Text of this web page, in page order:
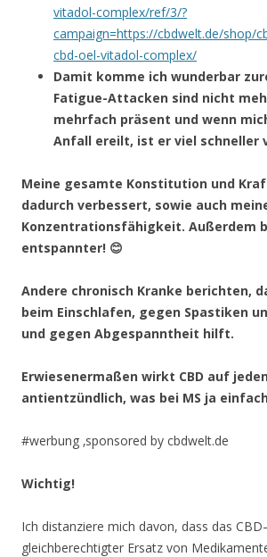
vitadol-complex/ref/3/?
campaign=https://cbdwelt.de/shop/
cbd-oel-vitadol-complex/
Damit komme ich wunderbar
Fatigue-Attacken sind nicht
mehrfach präsent und wenn
Anfall ereilt, ist er viel schneller
Meine gesamte Konstitution und
dadurch verbessert, sowie auch
Konzentrationsfähigkeit. Außerdem
entspannter! 😊
Andere chronisch Kranke berichten,
beim Einschlafen, gegen Spastiken
und gegen Abgespanntheit hilft.
Erwiesenermaßen wirkt CBD auf
antientzündlich, was bei MS ja
#werbung ‚sponsored by cbdwelt.de
Wichtig!
Ich distanziere mich davon, dass das
gleichberechtigter Ersatz von